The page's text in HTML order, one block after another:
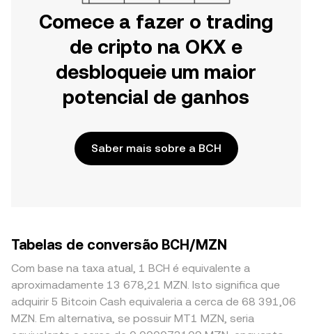
Comece a fazer o trading
de cripto na OKX e
desbloqueie um maior
potencial de ganhos
Saber mais sobre a BCH
Tabelas de conversão BCH/MZN
Com base na taxa atual, 1 BCH é equivalente a
aproximadamente 13 678,21 MZN. Isto significa que
adquirir 5 Bitcoin Cash equivaleria a cerca de 68 391,06
MZN. Em alternativa, se possuir MT1 MZN, seria